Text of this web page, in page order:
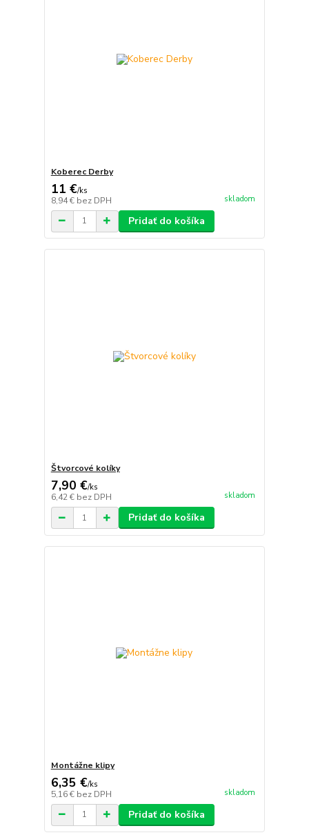
Koberec Derby
11 €/ks
8,94 € bez DPH skladom
Pridať do košíka
Štvorcové kolíky
7,90 €/ks
6,42 € bez DPH skladom
Pridať do košíka
Montážne klipy
6,35 €/ks
5,16 € bez DPH skladom
Pridať do košíka